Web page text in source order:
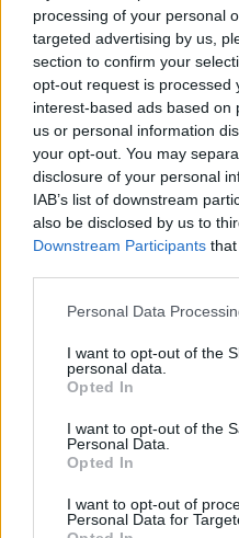
processing of your personal
targeted advertising by us,
section to confirm your
opt-out request is processed
interest-based ads based on
us or personal information
your opt-out. You may
disclosure of your personal
IAB’s list of downstream
also be disclosed by us to
Downstream Participants
Personal Data
I want to opt-out of the
personal data.
Opted In
I want to opt-out of the
Personal Data.
Opted In
I want to opt-out of
Personal Data for
Σχετικά Άρθρα